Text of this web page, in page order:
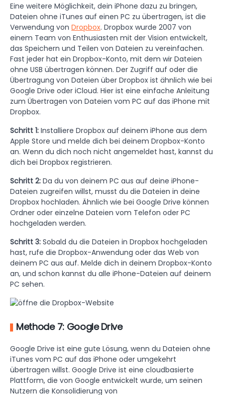
Eine weitere Möglichkeit, dein iPhone dazu zu bringen,
Dateien ohne iTunes auf einen PC zu übertragen, ist die
Verwendung von Dropbox. Dropbox wurde 2007 von
einem Team von Enthusiasten mit der Vision entwickelt,
das Speichern und Teilen von Dateien zu vereinfachen.
Fast jeder hat ein Dropbox-Konto, mit dem wir Dateien
ohne USB übertragen können. Der Zugriff auf oder die
Übertragung von Dateien über Dropbox ist ähnlich wie bei
Google Drive oder iCloud. Hier ist eine einfache Anleitung
zum Übertragen von Dateien vom PC auf das iPhone mit
Dropbox.
Schritt 1: Installiere Dropbox auf deinem iPhone aus dem
Apple Store und melde dich bei deinem Dropbox-Konto
an. Wenn du dich noch nicht angemeldet hast, kannst du
dich bei Dropbox registrieren.
Schritt 2: Da du von deinem PC aus auf deine iPhone-
Dateien zugreifen willst, musst du die Dateien in deine
Dropbox hochladen. Ähnlich wie bei Google Drive können
Ordner oder einzelne Dateien vom Telefon oder PC
hochgeladen werden.
Schritt 3: Sobald du die Dateien in Dropbox hochgeladen
hast, rufe die Dropbox-Anwendung oder das Web von
deinem PC aus auf. Melde dich in deinem Dropbox-Konto
an, und schon kannst du alle iPhone-Dateien auf deinem
PC sehen.
Methode 7: Google Drive
Google Drive ist eine gute Lösung, wenn du Dateien ohne
iTunes vom PC auf das iPhone oder umgekehrt
übertragen willst. Google Drive ist eine cloudbasierte
Plattform, die von Google entwickelt wurde, um seinen
Nutzern die Konsolidierung von